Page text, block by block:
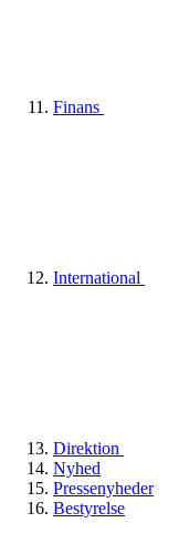
Finans
International
Direktion
Nyhed
Pressenyheder
Bestyrelse